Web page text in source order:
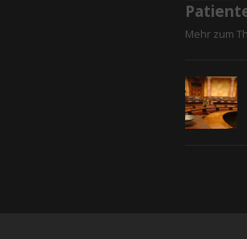
Mehr zum